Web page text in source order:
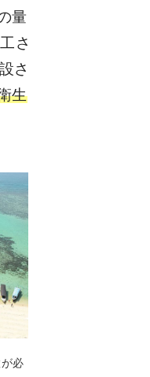
量
さ
さ
生
必